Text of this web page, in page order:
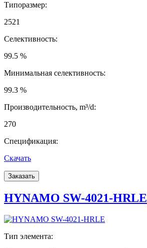
Типоразмер:
2521
Селективность:
99.5 %
Минимальная селективность:
99.3 %
Производительность, m³/d:
270
Спецификация:
Скачать
Заказать
HYNAMO SW-4021-HRLE
Тип элемента: